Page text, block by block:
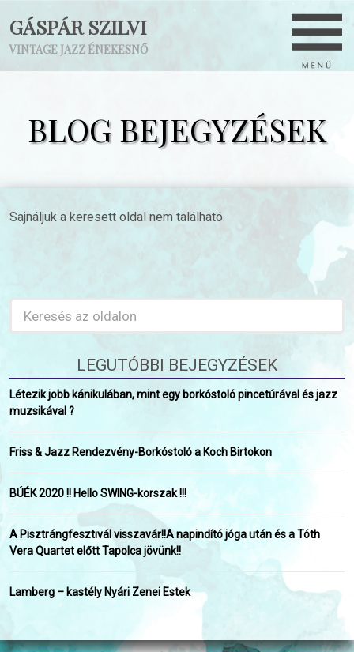
GÁSPÁR SZILVI
VINTAGE JAZZ ÉNEKESNŐ
BLOG BEJEGYZÉSEK
Sajnáljuk a keresett oldal nem található.
LEGUTÓBBI BEJEGYZÉSEK
Létezik jobb kánikulában, mint egy borkóstoló pincetúrával és jazz
muzsikával ?
Friss & Jazz Rendezvény-Borkóstoló a Koch Birtokon
BÚÉK 2020 !! Hello SWING-korszak !!!
A Pisztrángfesztivál visszavár!!A napindító jóga után és a Tóth
Vera Quartet előtt Tapolca jövünk!!
Lamberg – kastély Nyári Zenei Estek